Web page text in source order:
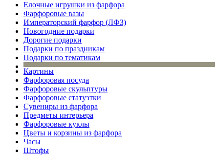
Елочные игрушки из фарфора
Фарфоровые вазы
Императорский фарфор (ЛФЗ)
Новогодние подарки
Дорогие подарки
Подарки по праздникам
Подарки по тематикам
Картины
Фарфоровая посуда
Фарфоровые скульптуры
Фарфоровые статуэтки
Сувениры из фарфора
Предметы интерьера
Фарфоровые куклы
Цветы и корзины из фарфора
Часы
Штофы